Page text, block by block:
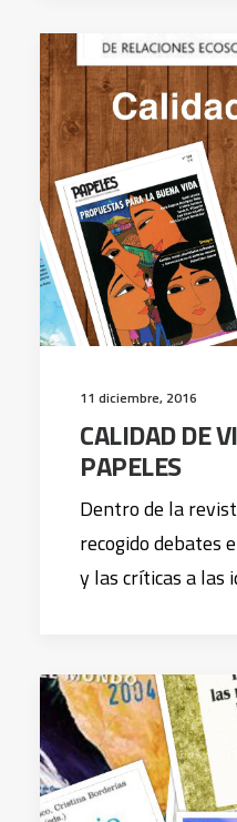
11 diciembre, 2016
CALIDAD DE
PAPELES
Dentro de la
recogido debates
y las críticas a las